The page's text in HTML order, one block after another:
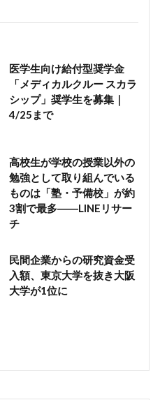
医学生向け給付型奨学金
「メディカルクルー スカラ
シップ」奨学生を募集｜
4/25まで
高校生が学校の授業以外の
勉強として取り組んでいる
ものは「塾・予備校」が約
3割で最多――LINEリサー
チ
民間企業からの研究資金受
入額、東京大学を抜き大阪
大学が1位に